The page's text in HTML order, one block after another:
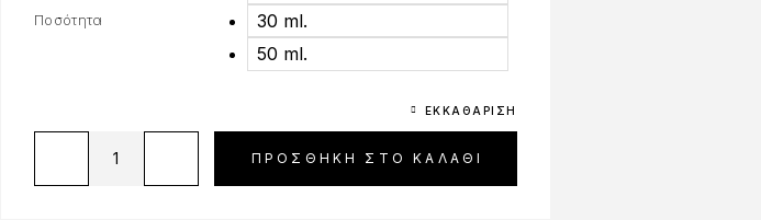
Ποσότητα
30 ml.
50 ml.
ΕΚΚΑΘΆΡΙΣΗ
ΠΡΟΣΘΉΚΗ ΣΤΟ ΚΑΛΆΘΙ